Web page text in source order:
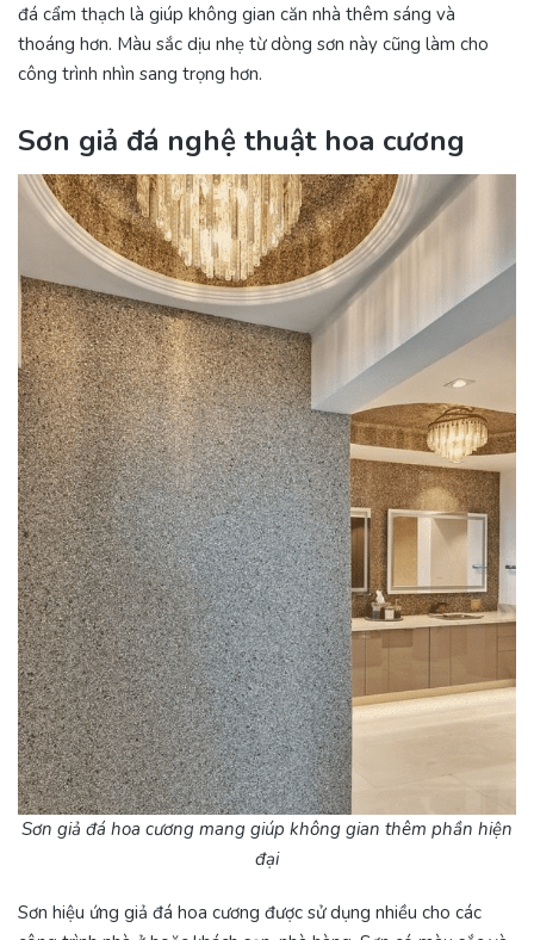
đá cẩm thạch là giúp không gian căn nhà thêm sáng và
thoáng hơn. Màu sắc dịu nhẹ từ dòng sơn này cũng làm cho
công trình nhìn sang trọng hơn.
Sơn giả đá nghệ thuật hoa cương
Sơn giả đá hoa cương mang giúp không gian thêm phần hiện
đại
Sơn hiệu ứng giả đá hoa cương được sử dụng nhiều cho các